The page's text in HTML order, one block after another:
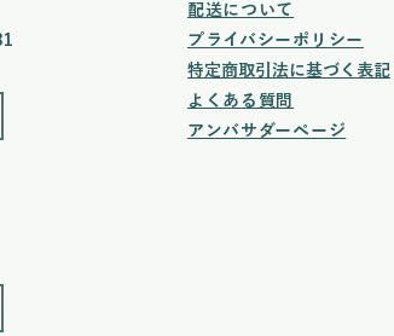
配送について
プライバシーポリシー
特定商取引法に基づく表記
よくある質問
​​アンバサダーページ